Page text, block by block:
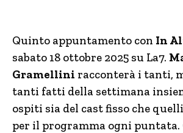
Quinto appuntamento con In
sabato 18 ottobre 2025 su La7.
Gramellini racconterà i tanti,
tanti fatti della settimana
ospiti sia del cast fisso che
per il programma ogni